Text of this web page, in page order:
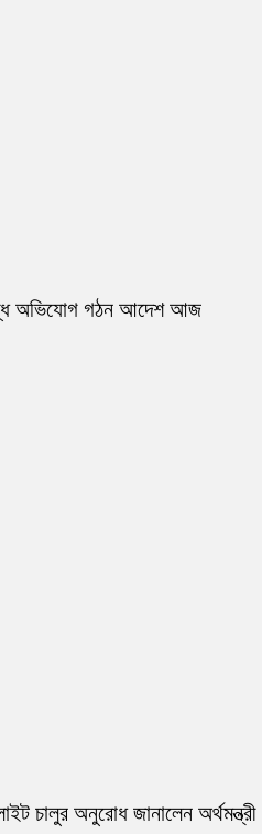
অভিযোগ গঠন আদেশ আজ
চালুর অনুরোধ জানালেন অর্থমন্ত্রী